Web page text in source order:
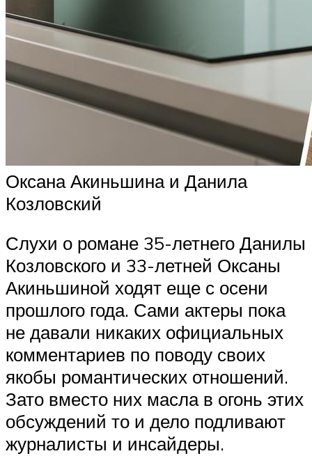
Оксана Акиньшина и Данила
Козловский
Слухи о романе 35-летнего Данилы
Козловского и 33-летней Оксаны
Акиньшиной ходят еще с осени
прошлого года. Сами актеры пока
не давали никаких официальных
комментариев по поводу своих
якобы романтических отношений.
Зато вместо них масла в огонь этих
обсуждений то и дело подливают
журналисты и инсайдеры.